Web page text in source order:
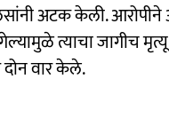
अटक केली.
त्याचा जागीच
वार केले.